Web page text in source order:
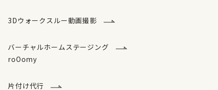
バーチャルホームステージング